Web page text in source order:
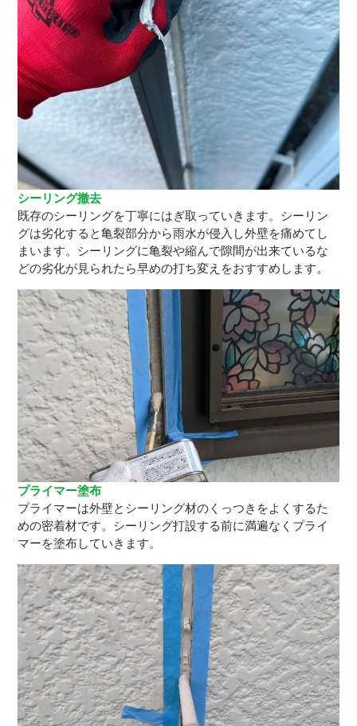
シーリング撤去
既存のシーリングを丁寧にはぎ取っていきます。シーリン
グは劣化すると亀裂部分から雨水が侵入し外壁を痛めてし
まいます。シーリングに亀裂や縮んで隙間が出来ているな
どの劣化が見られたら早めの打ち変えをおすすめします。
プライマー塗布
プライマーは外壁とシーリング材のくっつきをよくするた
めの密着材です。シーリング打設する前に満遍なくプライ
マーを塗布していきます。